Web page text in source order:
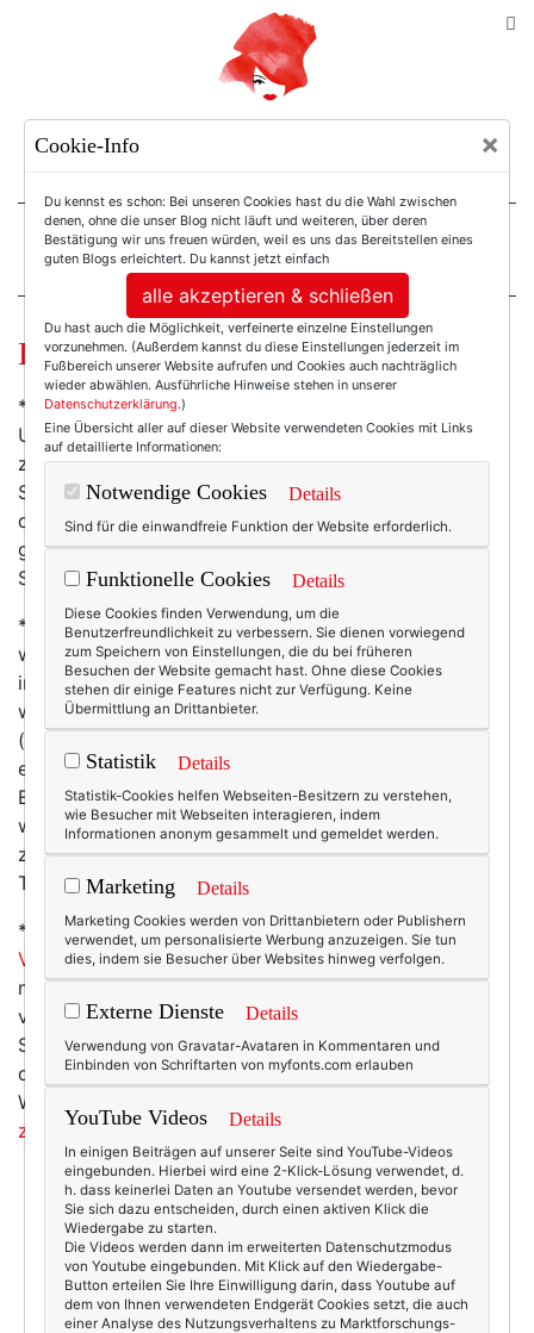
For Women. Not Girls.
Dienstagsschnipsel.
* Wer nicht schläft, der stirbt. Sogar ziemlich schnell.
Und wer dauerhaftzu wenigschläft, nun, der wird
zumindest dick und hässlich. Im Klartext: Den
Schönheitschlaf gibt es wirklich. Und wir tun gut
daran, uns sieben bis acht Stunden Nachtruhe zu
gönnen. Findet auch die Karrierebibel, die zum Thema
Schlaf noch so einiges mehr weiß:Klick!
* Gesund essen - auch so ein Thema. Jeder weiß, wie
wichtig ist, was wir essen. Dennoch sind wir nicht
immer so wirklich konsequent. Smartphone-Junkies
wie ich haben es mit der gesunden Ernährung
(zumindest theoretisch) jetzt sogar noch ein bisschen
einfacher, alldieweil Texterkollegin und
Ernährungswissenschaftlerin Corinna Dürr die
wichtigstenErnährungs-Appsauf ihrer Website
zusammengestellt hat. Vom Foodtracker bis zum
Trinkwecker ist alles dabei.
* Letzten Sommer waren dieBB-Cremes mit etwas
Verspätung ja auch bei Mrs T angekommen. Kaum hat
man dieses Wunderprodukt, das praktisch alles kann
vom Fleckenaufhellen übers Faltenauffüllen bis zum
Sonnenschutz, aber so richtig ins Herz geschlossen -
da kommen auch schon die ersten Horrormeldung.
Weil Arbutin drin ist. Und das ist krebserregend.
zumindest der Spiegel.
4883
0
50+ Lifestyle, Beauty & Fashion
12.03.2013
Cookie-Info ×
Du kennst es schon: Bei unseren Cookies hast du die Wahl zwischen
denen, ohne die unser Blog nicht läuft und weiteren, über deren
Bestätigung wir uns freuen würden, weil es uns das Bereitstellen eines
guten Blogs erleichtert. Du kannst jetzt einfach
alle akzeptieren & schließen
Du hast auch die Möglichkeit, verfeinerte einzelne Einstellungen
vorzunehmen. (Außerdem kannst du diese Einstellungen jederzeit im
Fußbereich unserer Website aufrufen und Cookies auch nachträglich
wieder abwählen. Ausführliche Hinweise stehen in unserer
Datenschutzerklärung.)
Eine Übersicht aller auf dieser Website verwendeten Cookies mit Links
auf detaillierte Informationen:
Notwendige Cookies Details
Sind für die einwandfreie Funktion der Website erforderlich.
Funktionelle Cookies Details
Diese Cookies finden Verwendung, um die
Benutzerfreundlichkeit zu verbessern. Sie dienen vorwiegend
zum Speichern von Einstellungen, die du bei früheren
Besuchen der Website gemacht hast. Ohne diese Cookies
stehen dir einige Features nicht zur Verfügung. Keine
Übermittlung an Drittanbieter.
Statistik Details
Statistik-Cookies helfen Webseiten-Besitzern zu verstehen,
wie Besucher mit Webseiten interagieren, indem
Informationen anonym gesammelt und gemeldet werden.
Marketing Details
Marketing Cookies werden von Drittanbietern oder Publishern
verwendet, um personalisierte Werbung anzuzeigen. Sie tun
dies, indem sie Besucher über Websites hinweg verfolgen.
Externe Dienste Details
Verwendung von Gravatar-Avataren in Kommentaren und
Einbinden von Schriftarten von myfonts.com erlauben
YouTube Videos Details
In einigen Beiträgen auf unserer Seite sind YouTube-Videos
eingebunden. Hierbei wird eine 2-Klick-Lösung verwendet, d.
h. dass keinerlei Daten an Youtube versendet werden, bevor
Sie sich dazu entscheiden, durch einen aktiven Klick die
Wiedergabe zu starten.
Die Videos werden dann im erweiterten Datenschutzmodus
von Youtube eingebunden. Mit Klick auf den Wiedergabe-
Button erteilen Sie Ihre Einwilligung darin, dass Youtube auf
dem von Ihnen verwendeten Endgerät Cookies setzt, die auch
einer Analyse des Nutzungsverhaltens zu Marktforschungs-